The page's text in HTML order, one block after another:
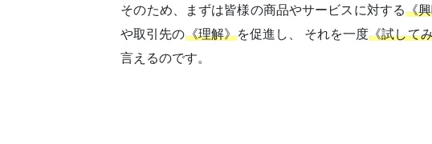
そのため、まずは皆様の商品やサービスに対する《
や取引先の《理解》を促進し、 それを一度《試して
言えるのです。